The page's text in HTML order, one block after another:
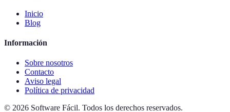
Inicio
Blog
Información
Sobre nosotros
Contacto
Aviso legal
Política de privacidad
© 2026 Software Fácil. Todos los derechos reservados.